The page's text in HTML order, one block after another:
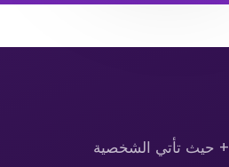
تطبيق المواعدة LGBTQ+ حيث تأتي الشخصية